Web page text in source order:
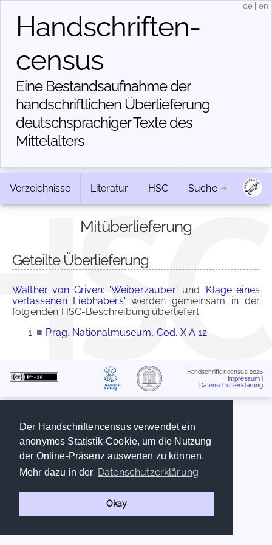
Der Handschriftencensus verwendet ein
anonymes Statistik-Cookie, um die Nutzung
der Online-Präsenz auswerten zu können.
Mehr dazu in der Datenschutzerklärung
Okay
Handschriften­
census
Eine Bestandsaufnahme der
handschriftlichen Über­lieferung
deutschsprachiger Texte des
Mittelalters
de en
Verzeichnisse Literatur HSC Suche
Mitüberlieferung
Geteilte Überlieferung
Walther von Griven: 'Weiberzauber' und 'Klage eines
verlassenen Liebhabers' werden gemeinsam in der
folgenden HSC-Beschreibung überliefert:
■ Prag, Nationalmuseum, Cod. X A 12
Handschriftencensus 2026
Impressum
Datenschutzerklärung